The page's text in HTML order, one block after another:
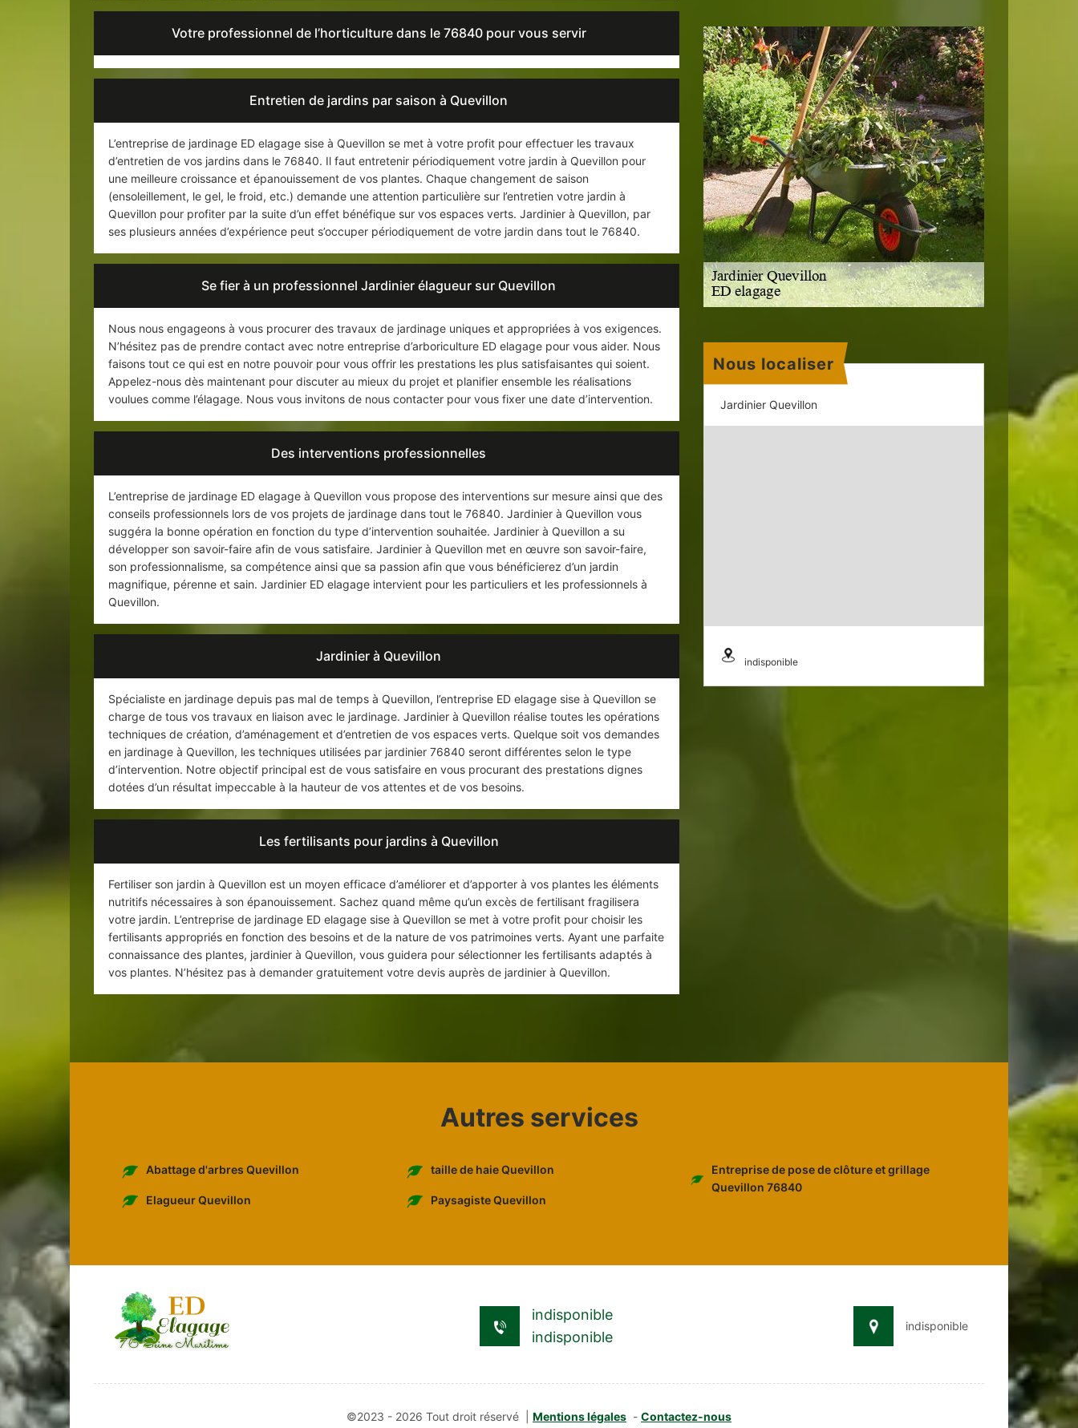
Votre professionnel de l’horticulture dans le 76840 pour vous servir
Entretien de jardins par saison à Quevillon
L’entreprise de jardinage ED elagage sise à Quevillon se met à votre profit pour effectuer les travaux
d’entretien de vos jardins dans le 76840. Il faut entretenir périodiquement votre jardin à Quevillon pour
une meilleure croissance et épanouissement de vos plantes. Chaque changement de saison
(ensoleillement, le gel, le froid, etc.) demande une attention particulière sur l’entretien votre jardin à
Quevillon pour profiter par la suite d’un effet bénéfique sur vos espaces verts. Jardinier à Quevillon, par
ses plusieurs années d’expérience peut s’occuper périodiquement de votre jardin dans tout le 76840.
Se fier à un professionnel Jardinier élagueur sur Quevillon
Nous nous engageons à vous procurer des travaux de jardinage uniques et appropriées à vos exigences.
N’hésitez pas de prendre contact avec notre entreprise d’arboriculture ED elagage pour vous aider. Nous
faisons tout ce qui est en notre pouvoir pour vous offrir les prestations les plus satisfaisantes qui soient.
Appelez-nous dès maintenant pour discuter au mieux du projet et planifier ensemble les réalisations
voulues comme l’élagage. Nous vous invitons de nous contacter pour vous fixer une date d’intervention.
Des interventions professionnelles
L’entreprise de jardinage ED elagage à Quevillon vous propose des interventions sur mesure ainsi que des
conseils professionnels lors de vos projets de jardinage dans tout le 76840. Jardinier à Quevillon vous
suggéra la bonne opération en fonction du type d’intervention souhaitée. Jardinier à Quevillon a su
développer son savoir-faire afin de vous satisfaire. Jardinier à Quevillon met en œuvre son savoir-faire,
son professionnalisme, sa compétence ainsi que sa passion afin que vous bénéficierez d’un jardin
magnifique, pérenne et sain. Jardinier ED elagage intervient pour les particuliers et les professionnels à
Quevillon.
Jardinier à Quevillon
Spécialiste en jardinage depuis pas mal de temps à Quevillon, l’entreprise ED elagage sise à Quevillon se
charge de tous vos travaux en liaison avec le jardinage. Jardinier à Quevillon réalise toutes les opérations
techniques de création, d’aménagement et d’entretien de vos espaces verts. Quelque soit vos demandes
en jardinage à Quevillon, les techniques utilisées par jardinier 76840 seront différentes selon le type
d’intervention. Notre objectif principal est de vous satisfaire en vous procurant des prestations dignes
dotées d’un résultat impeccable à la hauteur de vos attentes et de vos besoins.
Les fertilisants pour jardins à Quevillon
Fertiliser son jardin à Quevillon est un moyen efficace d’améliorer et d’apporter à vos plantes les éléments
nutritifs nécessaires à son épanouissement. Sachez quand même qu’un excès de fertilisant fragilisera
votre jardin. L’entreprise de jardinage ED elagage sise à Quevillon se met à votre profit pour choisir les
fertilisants appropriés en fonction des besoins et de la nature de vos patrimoines verts. Ayant une parfaite
connaissance des plantes, jardinier à Quevillon, vous guidera pour sélectionner les fertilisants adaptés à
vos plantes. N’hésitez pas à demander gratuitement votre devis auprès de jardinier à Quevillon.
Nous localiser
Jardinier Quevillon
indisponible
Autres services
Abattage d'arbres Quevillon
Elagueur Quevillon
taille de haie Quevillon
Paysagiste Quevillon
Entreprise de pose de clôture et grillage
Quevillon 76840
indisponible
indisponible
indisponible
©2023 - 2026 Tout droit réservé | Mentions légales - Contactez-nous